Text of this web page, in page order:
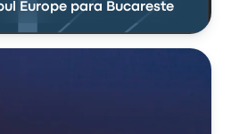
Europe para Bucareste